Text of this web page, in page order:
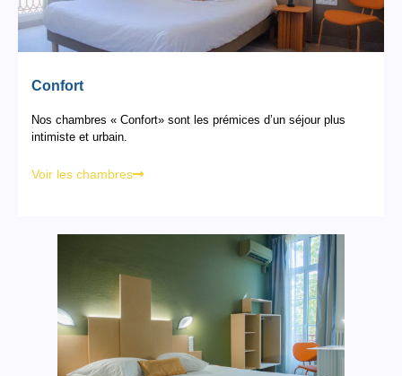
Confort
Nos chambres « Confort» sont les prémices d’un séjour plus
intimiste et urbain.
Voir les chambres